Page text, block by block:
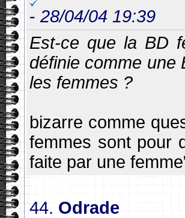
- 28/04/04 19:39
Est-ce que la BD
définie comme une
les femmes ?
bizarre comme
femmes sont pour
faite par une
44. Odrade